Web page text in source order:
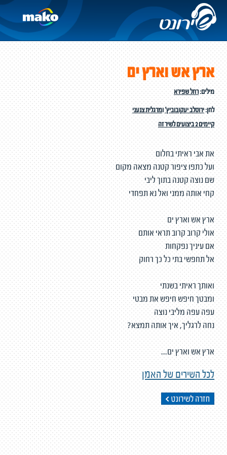
ארץ אש וארץ ים
מילים:רחל שפירא
לחן:ירוסלב יעקובוביץ'ומרגלית צנעני
קיימים 2 ביצועים לשיר זה
את אבי ראיתי בחלום
ועל כתפו ציפור קטנה מצאה מקום
שם נוצה קטנה בתוך ליבי
קחי אותה ממני ואל נא תפחדי
ארץ אש וארץ ים
אולי קרוב קרוב תראי אותם
אם עיניך נפקחות
אל תחפשי בתי כל כך רחוק
ואותך ראיתי בשנתי
ומבטך חיפש חיפש את מבטי
עפה עפה מליבי נוצה
נחה לרגליך, איך אותה תמצא?
ארץ אש וארץ ים...
לכל השירים של האמן